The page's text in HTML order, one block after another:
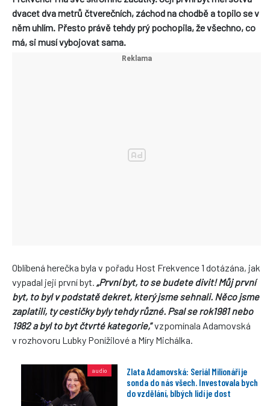
dvacet dva metrů čtverečních, záchod na chodbě a topilo se v
něm uhlím. Přesto právě tehdy prý pochopila, že všechno, co
má, si musí vybojovat sama.
Oblíbená herečka byla v pořadu Host Frekvence 1 dotázána, jak
vypadal její první byt. „První byt, to se budete divit! Můj první
byt, to byl v podstatě dekret, který jsme sehnali. Něco jsme
zaplatili, ty cestičky byly tehdy různé. Psal se rok1981 nebo
1982 a byl to byt čtvrté kategorie,“vzpomínala Adamovská
v rozhovoru Lubky Ponížilové a Míry Michálka.
Zlata Adamovská: Seriál Milionáři je
sonda do nás všech. Investovala bych
do vzdělání, blbých lidí je dost